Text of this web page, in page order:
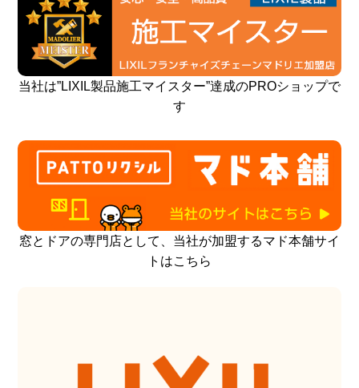
当社は”LIXIL製品施工マイスター”達成のPROショップで
す
窓とドアの専門店として、当社が加盟するマド本舗サイ
トはこちら